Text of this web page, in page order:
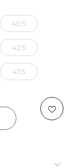
40.5
42.5
47.5